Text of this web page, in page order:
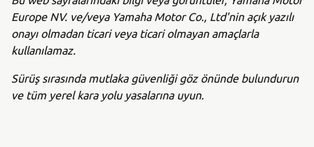
Europe NV. ve/veya Yamaha Motor Co., Ltd'nin açık yazılı
onayı olmadan ticari veya ticari olmayan amaçlarla
kullanılamaz.
Sürüş sırasında mutlaka güvenliği göz önünde bulundurun
ve tüm yerel kara yolu yasalarına uyun.